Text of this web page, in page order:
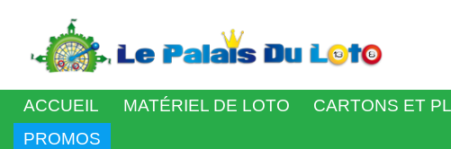
ACCUEIL MATÉRIEL DE LOTO CARTONS ET
PROMOS